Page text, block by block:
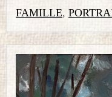
FAMILLE,